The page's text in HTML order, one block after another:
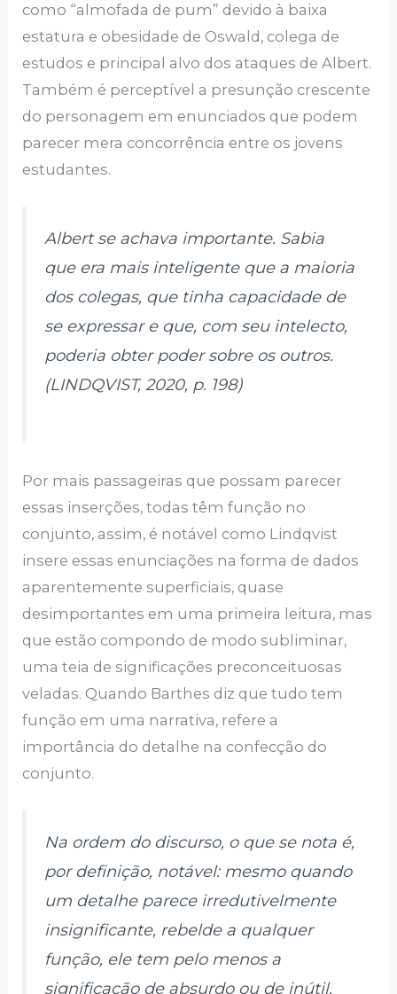
como “almofada de pum” devido à baixa
estatura e obesidade de Oswald, colega de
estudos e principal alvo dos ataques de Albert.
Também é perceptível a presunção crescente
do personagem em enunciados que podem
parecer mera concorrência entre os jovens
estudantes.
Albert se achava importante. Sabia
que era mais inteligente que a maioria
dos colegas, que tinha capacidade de
se expressar e que, com seu intelecto,
poderia obter poder sobre os outros.
(LINDQVIST, 2020, p. 198)
Por mais passageiras que possam parecer
essas inserções, todas têm função no
conjunto, assim, é notável como Lindqvist
insere essas enunciações na forma de dados
aparentemente superficiais, quase
desimportantes em uma primeira leitura, mas
que estão compondo de modo subliminar,
uma teia de significações preconceituosas
veladas. Quando Barthes diz que tudo tem
função em uma narrativa, refere a
importância do detalhe na confecção do
conjunto.
Na ordem do discurso, o que se nota é,
por definição, notável: mesmo quando
um detalhe parece irredutivelmente
insignificante, rebelde a qualquer
função, ele tem pelo menos a
significação de absurdo ou de inútil,